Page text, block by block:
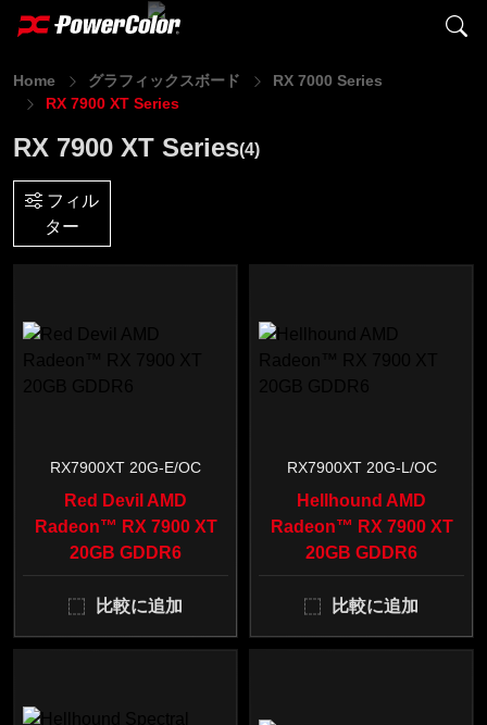
Home グラフィックスボード
RX 7000 Series
RX 7900 XT Series
RX 7900 XT Series(4)
フィル
ター
RX7900XT 20G-E/OC
Red Devil AMD
Radeon™ RX 7900 XT
20GB GDDR6
比較に追加
RX7900XT 20G-L/OC
Hellhound AMD
Radeon™ RX 7900 XT
20GB GDDR6
比較に追加